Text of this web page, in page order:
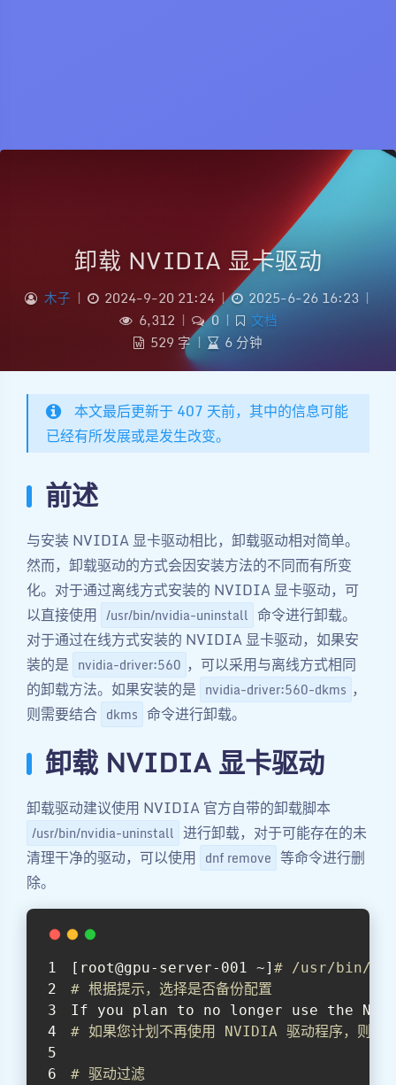
卸载 NVIDIA 显卡驱动
木子 | 2024-9-20 21:24 | 2025-6-26 16:23 |
6,312 | 0 |
文档
529 字 | 6 分钟
本文最后更新于 407 天前，其中的信息可能
已经有所发展或是发生改变。
前述
与安装 NVIDIA 显卡驱动相比，卸载驱动相对简单。
然而，卸载驱动的方式会因安装方法的不同而有所变
化。对于通过离线方式安装的 NVIDIA 显卡驱动，可
以直接使用 /usr/bin/nvidia-uninstall 命令进行卸载。
对于通过在线方式安装的 NVIDIA 显卡驱动，如果安
装的是 nvidia-driver:560 ，可以采用与离线方式相同
的卸载方法。如果安装的是 nvidia-driver:560-dkms ，
则需要结合 dkms 命令进行卸载。
卸载 NVIDIA 显卡驱动
卸载驱动建议使用 NVIDIA 官方自带的卸载脚本
/usr/bin/nvidia-uninstall 进行卸载，对于可能存在的未
清理干净的驱动，可以使用 dnf remove 等命令进行删
除。
[root@gpu-server-001 ~] # /usr/bin/
# 根据提示，选择是否备份配置
If you plan to no longer use the
# 如果您计划不再使用 NVIDIA 驱动程序，
# 驱动过滤